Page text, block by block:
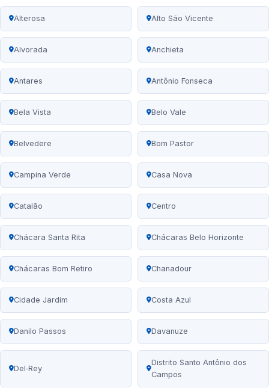
Alterosa Alto São Vicente
Alvorada Anchieta
Antares Antônio Fonseca
Bela Vista Belo Vale
Belvedere Bom Pastor
Campina Verde Casa Nova
Catalão Centro
Chácara Santa Rita Chácaras Belo Horizonte
Chácaras Bom Retiro Chanadour
Cidade Jardim Costa Azul
Danilo Passos Davanuze
Del‑Rey
Distrito Santo Antônio dos
Campos